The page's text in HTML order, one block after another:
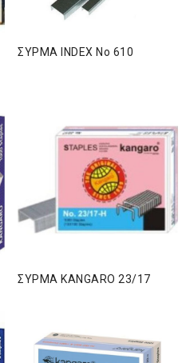
ΣΥΡΜΑ INDEX Νο 610
ΣΥΡΜΑ KANGARO 23/17